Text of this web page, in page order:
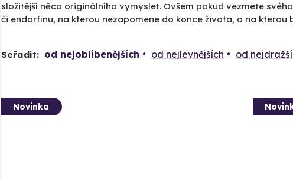
složitější něco originálního vymyslet. Ovšem pokud vezmete
či endorfinu, na kterou nezapomene do konce života, a na
Seřadit: od nejoblíbenějších od nejlevnějších od
Novinka